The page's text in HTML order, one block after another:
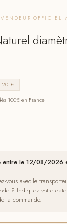
OFFICIEL
€
100€ en France
entre le 12/08/2026
vous avec le
? Indiquez votre
la commande.